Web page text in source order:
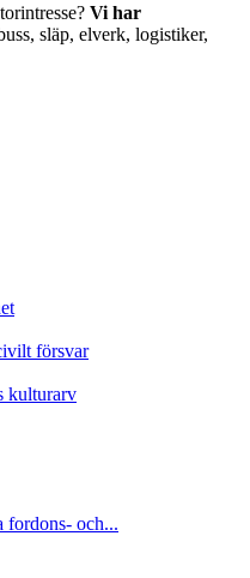
Vi har
släp, elverk, logistiker,
försvar
kulturarv
fordons- och...